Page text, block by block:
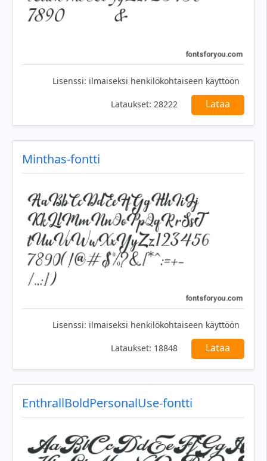
Lisenssi: ilmaiseksi henkilökohtaiseen käyttöön
Lataukset: 28222 Lataa
Minthas-fontti
Lisenssi: ilmaiseksi henkilökohtaiseen käyttöön
Lataukset: 18848 Lataa
EnthrallBoldPersonalUse-fontti